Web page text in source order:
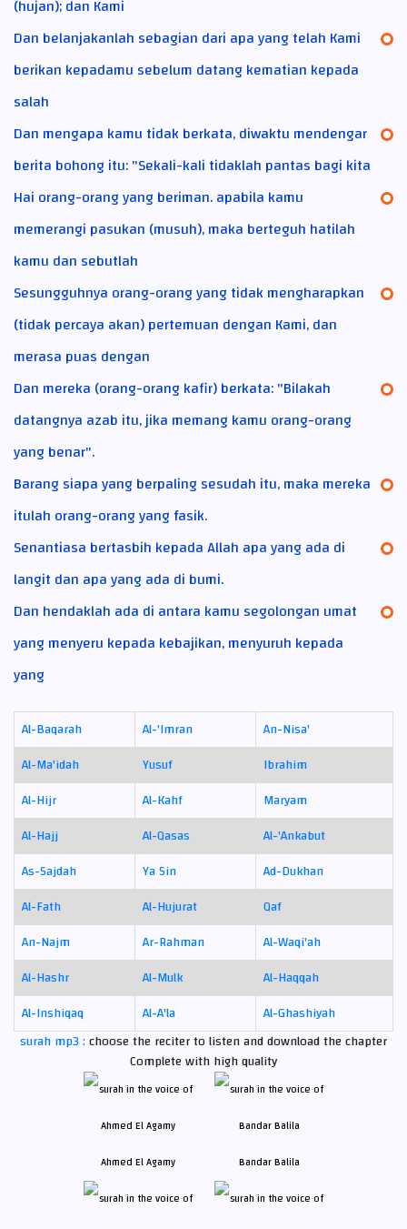
(hujan); dan Kami
Dan belanjakanlah sebagian dari apa yang telah Kami
berikan kepadamu sebelum datang kematian kepada
salah
Dan mengapa kamu tidak berkata, diwaktu mendengar
berita bohong itu: "Sekali-kali tidaklah pantas bagi kita
Hai orang-orang yang beriman. apabila kamu
memerangi pasukan (musuh), maka berteguh hatilah
kamu dan sebutlah
Sesungguhnya orang-orang yang tidak mengharapkan
(tidak percaya akan) pertemuan dengan Kami, dan
merasa puas dengan
Dan mereka (orang-orang kafir) berkata: "Bilakah
datangnya azab itu, jika memang kamu orang-orang
yang benar".
Barang siapa yang berpaling sesudah itu, maka mereka
itulah orang-orang yang fasik.
Senantiasa bertasbih kepada Allah apa yang ada di
langit dan apa yang ada di bumi.
Dan hendaklah ada di antara kamu segolongan umat
yang menyeru kepada kebajikan, menyuruh kepada
yang
Al-Baqarah Al-'Imran
An-Nisa'
Al-Ma'idah
Yusuf
Ibrahim
Al-Hijr
Al-Kahf
Maryam
Al-Hajj
Al-Qasas
Al-'Ankabut
As-Sajdah
Ya Sin
Ad-Dukhan
Al-Fath
Al-Hujurat
Qaf
An-Najm
Ar-Rahman
Al-Waqi'ah
Al-Hashr
Al-Mulk
Al-Haqqah
Al-Inshiqaq
Al-A'la
Al-Ghashiyah
surah mp3 :choose the reciter to listen and download the chapter
Complete with high quality
Ahmed El Agamy Bandar Balila